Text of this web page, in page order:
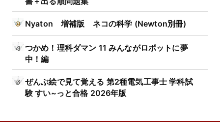
Nyaton 増補版 ネコの科学 (Newton別冊)
つかめ！理科ダマン 11 みんながロボットに夢
中！編
ぜんぶ絵で見て覚える 第2種電気工事士 学科試
験 すい~っと合格 2026年版